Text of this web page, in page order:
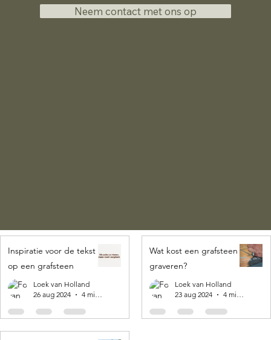
Neem contact met ons op
Inspiratie voor de tekst
op een grafsteen
Loek van Holland
26 aug 2024
4 minuten om te lezen
Wat kost een grafsteen
graveren?
Loek van Holland
23 aug 2024
4 minuten om te lezen